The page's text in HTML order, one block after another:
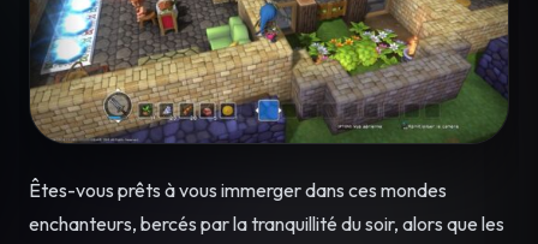
Êtes-vous prêts à vous immerger dans ces mondes
enchanteurs, bercés par la tranquillité du soir, alors que les